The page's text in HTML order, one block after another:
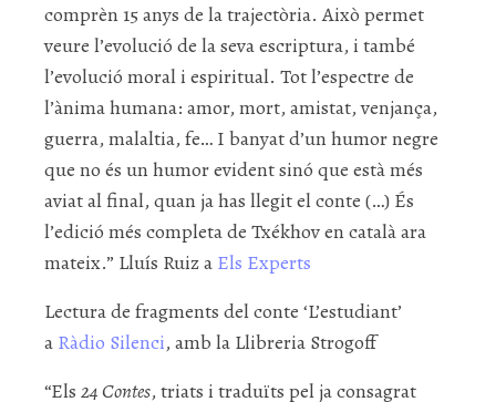
comprèn 15 anys de la trajectòria. Això permet
veure l’evolució de la seva escriptura, i també
l’evolució moral i espiritual. Tot l’espectre de
l’ànima humana: amor, mort, amistat, venjança,
guerra, malaltia, fe… I banyat d’un humor negre
que no és un humor evident sinó que està més
aviat al final, quan ja has llegit el conte (…) És
l’edició més completa de Txékhov en català ara
mateix.” Lluís Ruiz a Els Experts
Lectura de fragments del conte ‘L’estudiant’
a Ràdio Silenci, amb la Llibreria Strogoff
“Els 24 Contes, triats i traduïts pel ja consagrat